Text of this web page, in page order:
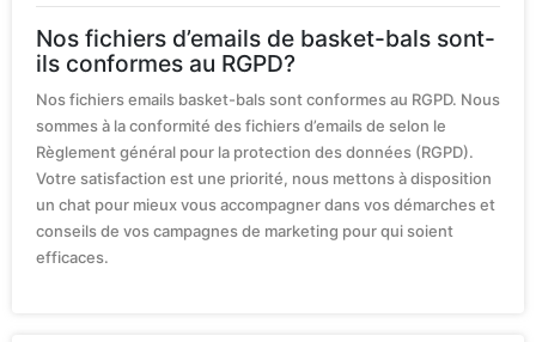
Nos fichiers d’emails de basket-bals sont-
ils conformes au RGPD?
Nos fichiers emails basket-bals sont conformes au RGPD. Nous
sommes à la conformité des fichiers d’emails de selon le
Règlement général pour la protection des données (RGPD).
Votre satisfaction est une priorité, nous mettons à disposition
un chat pour mieux vous accompagner dans vos démarches et
conseils de vos campagnes de marketing pour qui soient
efficaces.